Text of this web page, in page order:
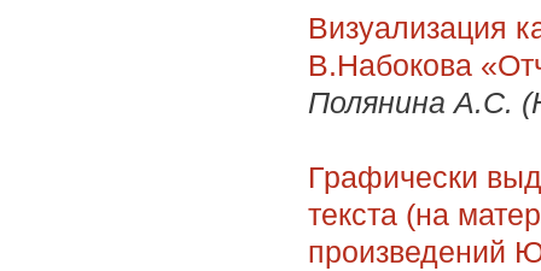
Визуализация
В.Набокова
Полянина А.С.
Графически
текста (на
произведений